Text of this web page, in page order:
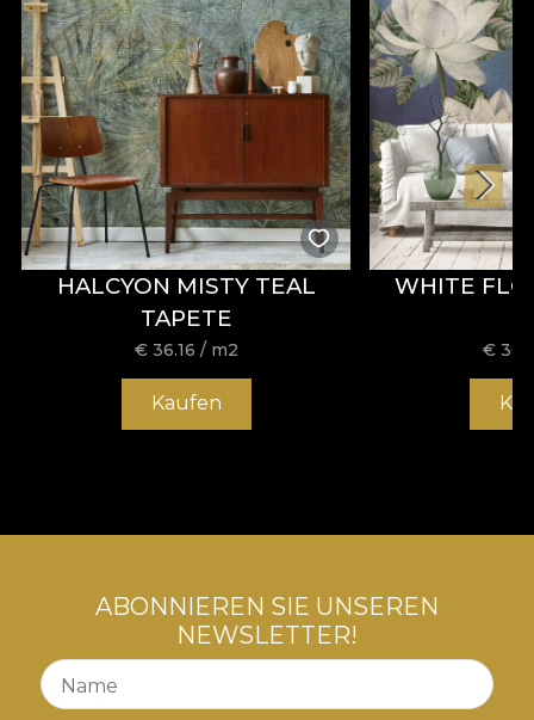
HALCYON MISTY TEAL
TAPETE
€ 36.16 / m2
Kaufen
WHITE
€
ABONNIEREN SIE UNSEREN
NEWSLETTER!
Name